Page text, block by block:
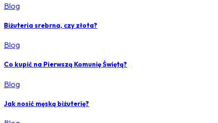
Blog
Biżuteria srebrna, czy złota?
Blog
Co kupić na Pierwszą Komunię Świętą?
Blog
Jak nosić męską biżuterię?